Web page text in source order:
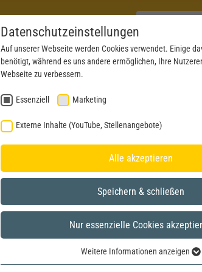
PRODUKTE AKTUELLES
Datenschutzeinstellungen
Auf unserer Webseite werden Cookies verwendet. Einige
benötigt, während es uns andere ermöglichen, Ihre
Webseite zu verbessern.
Essenziell Marketing
Externe Inhalte (YouTube, Stellenangebote)
Alle akzeptieren
Speichern & schließen
Nur essenzielle Cookies
Weitere Informationen anzeigen